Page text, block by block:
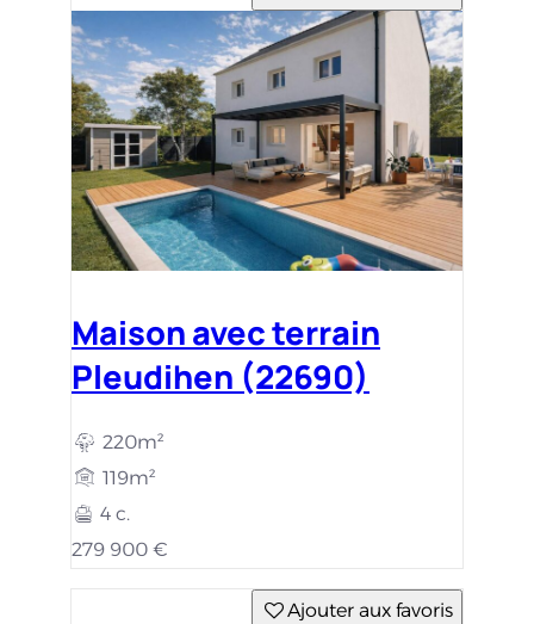
Maison avec terrain
Pleudihen (22690)
220m²
119m²
4 c.
279 900 €
Ajouter aux favoris